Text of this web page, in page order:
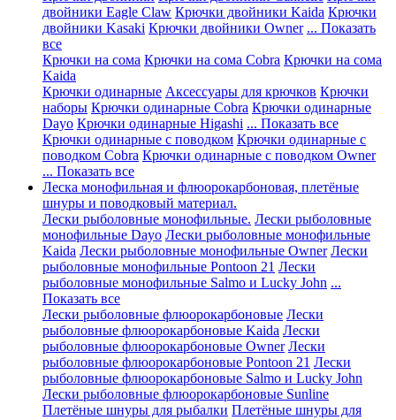
двойники Eagle Claw Крючки двойники Kaida Крючки
двойники Kasaki Крючки двойники Owner ... Показать
все
Крючки на сома Крючки на сома Cobra Крючки на сома
Kaida
Крючки одинарные Аксессуары для крючков Крючки
наборы Крючки одинарные Cobra Крючки одинарные
Dayo Крючки одинарные Higashi ... Показать все
Крючки одинарные с поводком Крючки одинарные с
поводком Cobra Крючки одинарные с поводком Owner
... Показать все
Леска монофильная и флюорокарбоновая, плетёные
шнуры и поводковый материал.
Лески рыболовные монофильные. Лески рыболовные
монофильные Dayo Лески рыболовные монофильные
Kaida Лески рыболовные монофильные Owner Лески
рыболовные монофильные Pontoon 21 Лески
рыболовные монофильные Salmo и Lucky John ...
Показать все
Лески рыболовные флюорокарбоновые Лески
рыболовные флюорокарбоновые Kaida Лески
рыболовные флюорокарбоновые Owner Лески
рыболовные флюорокарбоновые Pontoon 21 Лески
рыболовные флюорокарбоновые Salmo и Lucky John
Лески рыболовные флюорокарбоновые Sunline
Плетёные шнуры для рыбалки Плетёные шнуры для